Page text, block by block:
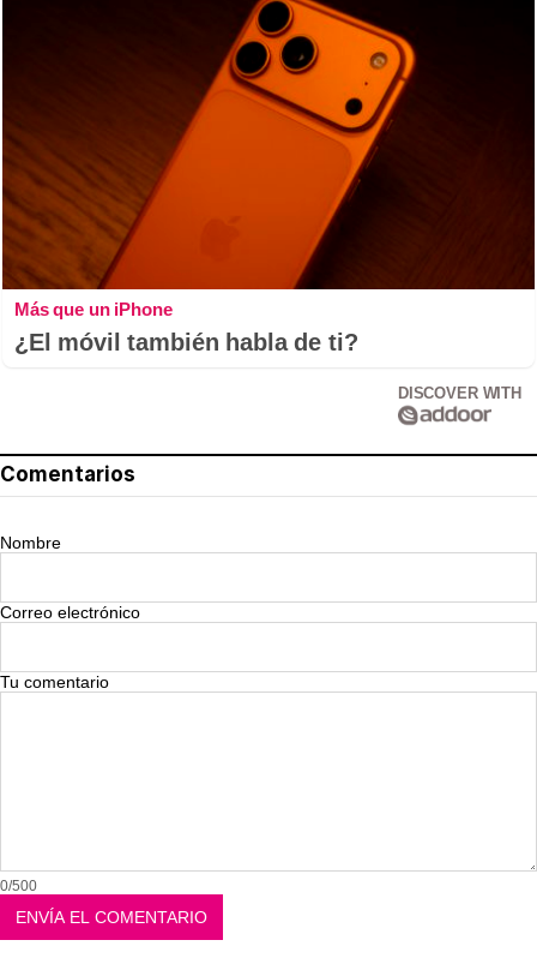
Más que un iPhone
¿El móvil también habla de ti?
DISCOVER WITH
Comentarios
Nombre
Correo electrónico
Tu comentario
0/500